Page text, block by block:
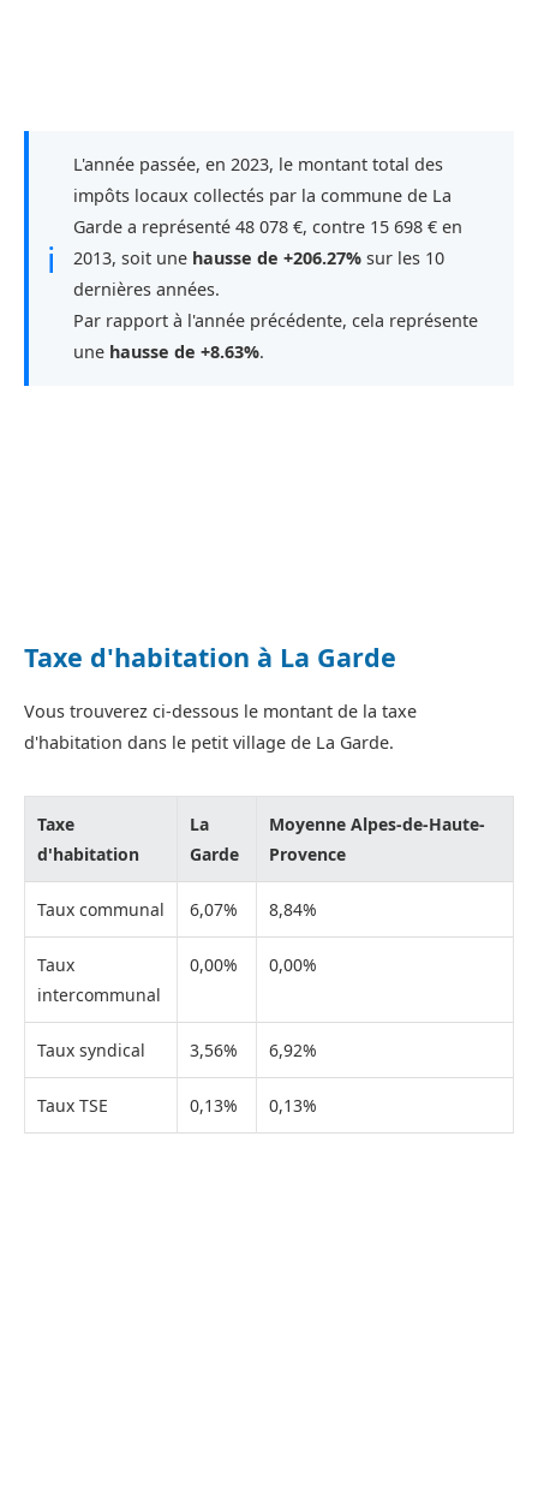
ℹ
L'année passée, en 2023, le montant total des
impôts locaux collectés par la commune de La
Garde a représenté 48 078 €, contre 15 698 € en
2013, soit une hausse de +206.27% sur les 10
dernières années.
Par rapport à l'année précédente, cela représente
une hausse de +8.63%.
Taxe d'habitation à La Garde
Vous trouverez ci-dessous le montant de la taxe
d'habitation dans le petit village de La Garde.
Taxe
d'habitation
La
Garde
Moyenne Alpes-de-Haute-
Provence
Taux communal 6,07% 8,84%
Taux
intercommunal
0,00% 0,00%
Taux syndical 3,56% 6,92%
Taux TSE 0,13% 0,13%